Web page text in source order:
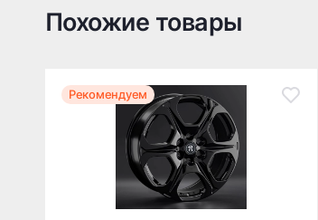
Похожие товары
Рекомендуем